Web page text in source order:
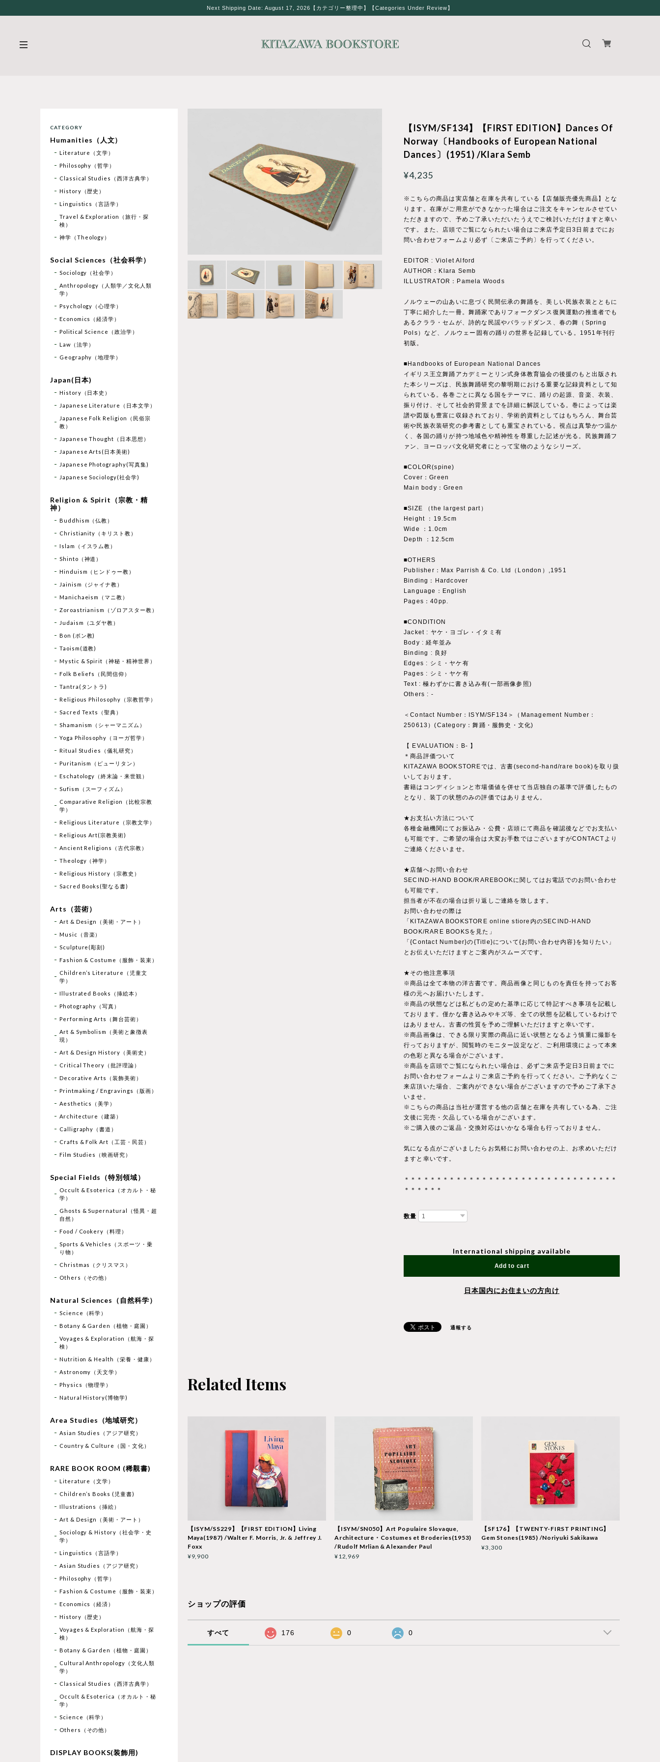
Next Shipping Date: August 17, 2026【カテゴリー整理中】【Categories Under Review】
【ISYM/SF134】【FIRST EDITION】Dances Of
Norway〔Handbooks of European National
Dances〕(1951) /Klara Semb
¥4,235
※こちらの商品は実店舗と在庫を共有している【店舗販売優先商品】とな
ります。在庫がご用意ができなかった場合はご注文をキャンセルさせてい
ただきますので、予めご了承いただいたうえでご検討いただけますと幸い
です。また、店頭でご覧になられたい場合はご来店予定日3日前までにお
問い合わせフォームより必ず〔ご来店ご予約〕を行ってください。
EDITOR : Violet Alford
AUTHOR：Klara Semb
ILLUSTRATOR：Pamela Woods
ノルウェーの山あいに息づく民間伝承の舞踊を、美しい民族衣装とともに
丁寧に紹介した一冊。舞踊家でありフォークダンス復興運動の推進者でも
あるクララ・セムが、詩的な民謡やバラッドダンス、春の舞（Spring
Pols）など、ノルウェー固有の踊りの世界を記録している。1951年刊行
初版。
■Handbooks of European National Dances
イギリス王立舞踊アカデミーとリン式身体教育協会の後援のもと出版され
た本シリーズは、民族舞踊研究の黎明期における重要な記録資料として知
られている。各巻ごとに異なる国をテーマに、踊りの起源、音楽、衣装、
振り付け、そして社会的背景までを詳細に解説している。巻によっては楽
譜や図版も豊富に収録されており、学術的資料としてはもちろん、舞台芸
術や民族衣装研究の参考書としても重宝されている。視点は真摯かつ温か
く、各国の踊りが持つ地域色や精神性を尊重した記述が光る。民族舞踊フ
ァン、ヨーロッパ文化研究者にとって宝物のようなシリーズ。
■COLOR(spine)
Cover：Green
Main body：Green
■SIZE （the largest part）
Height ：19.5cm
Wide ：1.0cm
Depth ：12.5cm
■OTHERS
Publisher：Max Parrish & Co. Ltd（London）,1951
Binding：Hardcover
Language：English
Pages：40pp.
■CONDITION
Jacket : ヤケ・ヨゴレ・イタミ有
Body : 経年並み
Binding : 良好
Edges : シミ・ヤケ有
Pages : シミ・ヤケ有
Text : 極わずかに書き込み有(一部画像参照)
Others : ‐
＜Contact Number：ISYM/SF134＞（Management Number：
250613）(Category：舞踊・服飾史・文化)
【 EVALUATION：B- 】
＊商品評価ついて
KITAZAWA BOOKSTOREでは、古書(second-hand/rare book)を取り扱
いしております。
書籍はコンディションと市場価値を併せて当店独自の基準で評価したもの
となり、装丁の状態のみの評価ではありません。
★お支払い方法について
各種金融機関にてお振込み・公費・店頭にて商品を確認後などでお支払い
も可能です。ご希望の場合は大変お手数ではございますがCONTACTより
ご連絡くださいませ。
★店舗へお問い合わせ
SECIND-HAND BOOK/RAREBOOKに関してはお電話でのお問い合わせ
も可能です。
担当者が不在の場合は折り返しご連絡を致します。
お問い合わせの際は
「KITAZAWA BOOKSTORE online stiore内のSECIND-HAND
BOOK/RARE BOOKSを見た」
「{Contact Number}の{Title}について{お問い合わせ内容}を知りたい」
とお伝えいただけますとご案内がスムーズです。
★その他注意事項
※商品は全て本物の洋古書です。商品画像と同じものを責任を持ってお客
様の元へお届けいたします。
※商品の状態などは私どもの定めた基準に応じて特記すべき事項を記載し
ております。僅かな書き込みやキズ等、全ての状態を記載しているわけで
はありません。古書の性質を予めご理解いただけますと幸いです。
※商品画像は、できる限り実際の商品に近い状態となるよう慎重に撮影を
行っておりますが、閲覧時のモニター設定など、ご利用環境によって本来
の色彩と異なる場合がございます。
※商品を店頭でご覧になられたい場合は、必ずご来店予定日3日前までに
お問い合わせフォームよりご来店ご予約を行ってください。ご予約なくご
来店頂いた場合、ご案内ができない場合がございますので予めご了承下さ
いませ。
※こちらの商品は当社が運営する他の店舗と在庫を共有している為、ご注
文後に完売・欠品している場合がございます。
※ご購入後のご返品・交換対応はいかなる場合も行っておりません。
気になる点がございましたらお気軽にお問い合わせの上、お求めいただけ
ますと幸いです。
＊＊＊＊＊＊＊＊＊＊＊＊＊＊＊＊＊＊＊＊＊＊＊＊＊＊＊＊＊＊＊＊＊
＊＊＊＊＊＊
数量
International shipping available
Add to cart
日本国内にお住まいの方向け
通報する
Related Items
【ISYM/SS229】【FIRST EDITION】Living
Maya(1987) /Walter F. Morris, Jr. & Jeffrey J.
Foxx
¥9,900
【ISYM/SN050】Art Populaire Slovaque,
Architecture・Costumes et Broderies(1953)
/Rudolf Mrlian & Alexander Paul
¥12,969
【SF176】【TWENTY-FIRST PRINTING】
Gem Stones(1985) /Noriyuki Sakikawa
¥3,300
ショップの評価
すべて 176 0 0
CATEGORY
Humanities（人文）
Literature（文学）
Philosophy（哲学）
Classical Studies（西洋古典学）
History（歴史）
Linguistics（言語学）
Travel & Exploration（旅行・探
検）
神学（Theology）
Social Sciences（社会科学）
Sociology（社会学）
Anthropology（人類学／文化人類
学）
Psychology（心理学）
Economics（経済学）
Political Science（政治学）
Law（法学）
Geography（地理学）
Japan(日本)
History（日本史）
Japanese Literature（日本文学）
Japanese Folk Religion（民俗宗
教）
Japanese Thought（日本思想）
Japanese Arts(日本美術)
Japanese Photography(写真集)
Japanese Sociology(社会学)
Religion & Spirit（宗教・精
神）
Buddhism（仏教）
Christianity（キリスト教）
Islam（イスラム教）
Shinto（神道）
Hinduism（ヒンドゥー教）
Jainism（ジャイナ教）
Manichaeism（マニ教）
Zoroastrianism（ゾロアスター教）
Judaism（ユダヤ教）
Bon (ボン教)
Taoism(道教)
Mystic & Spirit（神秘・精神世界）
Folk Beliefs（民間信仰）
Tantra(タントラ)
Religious Philosophy（宗教哲学）
Sacred Texts（聖典）
Shamanism（シャーマニズム）
Yoga Philosophy（ヨーガ哲学）
Ritual Studies（儀礼研究）
Puritanism（ピューリタン）
Eschatology（終末論・来世観）
Sufism（スーフィズム）
Comparative Religion（比較宗教
学）
Religious Literature（宗教文学）
Religious Art(宗教美術)
Ancient Religions（古代宗教）
Theology（神学）
Religious History（宗教史）
Sacred Books(聖なる書)
Arts（芸術）
Art & Design（美術・アート）
Music（音楽）
Sculpture(彫刻)
Fashion & Costume（服飾・装束）
Children’s Literature（児童文
学）
Illustrated Books（挿絵本）
Photography（写真）
Performing Arts（舞台芸術）
Art & Symbolism（美術と象徴表
現）
Art & Design History（美術史）
Critical Theory（批評理論）
Decorative Arts（装飾美術）
Printmaking / Engravings（版画）
Aesthetics（美学）
Architecture（建築）
Calligraphy（書道）
Crafts & Folk Art（工芸・民芸）
Film Studies（映画研究）
Special Fields（特別領域）
Occult & Esoterica（オカルト・秘
学）
Ghosts & Supernatural（怪異・超
自然）
Food / Cookery（料理）
Sports & Vehicles（スポーツ・乗
り物）
Christmas（クリスマス）
Others（その他）
Natural Sciences（自然科学）
Science（科学）
Botany & Garden（植物・庭園）
Voyages & Exploration（航海・探
検）
Nutrition & Health（栄養・健康）
Astronomy（天文学）
Physics（物理学）
Natural History(博物学)
Area Studies（地域研究）
Asian Studies（アジア研究）
Country & Culture（国・文化）
RARE BOOK ROOM (稀覯書)
Literature（文学）
Children’s Books (児童書)
Illustrations（挿絵）
Art & Design（美術・アート）
Sociology & History（社会学・史
学）
Linguistics（言語学）
Asian Studies（アジア研究）
Philosophy（哲学）
Fashion & Costume（服飾・装束）
Economics（経済）
History（歴史）
Voyages & Exploration（航海・探
検）
Botany & Garden（植物・庭園）
Cultural Anthropology（文化人類
学）
Classical Studies（西洋古典学）
Occult & Esoterica（オカルト・秘
学）
Science（科学）
Others（その他）
DISPLAY BOOKS(装飾用)